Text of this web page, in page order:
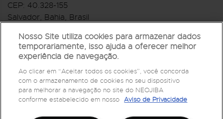
CEP: 40.328-155
Salvador, Bahia, Brasil
R.Monte Castelo Nº 62, Bairro Barbalho
CEP: 40.301-210
Salvador, Bahia, Brasil
Telefone:(71) 3032-1073
Nosso Site utiliza cookies para armazenar dados
temporariamente, isso ajuda a oferecer melhor
experiência de navegação.
Ao clicar em “Aceitar todos os cookies”, você concorda
com o armazenamento de cookies no seu dispositivo
para melhorar a navegação no site do NEOJIBA
conforme estabelecido em nosso Aviso de Privacidade